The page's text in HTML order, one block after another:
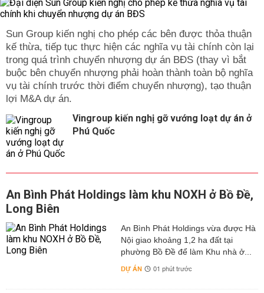
Sun Group kiến nghị cho phép các bên được thỏa thuận
kế thừa, tiếp tục thực hiện các nghĩa vụ tài chính còn lại
trong quá trình chuyển nhượng dự án BĐS (thay vì bắt
buộc bên chuyển nhượng phải hoàn thành toàn bộ nghĩa
vụ tài chính trước thời điểm chuyển nhượng), tạo thuận
lợi M&A dự án.
Vingroup kiến nghị gỡ vướng loạt dự án ở
Phú Quốc
An Bình Phát Holdings làm khu NOXH ở Bồ Đề,
Long Biên
An Bình Phát Holdings vừa được Hà
Nội giao khoảng 1,2 ha đất tại
phường Bồ Đề để làm Khu nhà ở...
DỰ ÁN 01 phút trước